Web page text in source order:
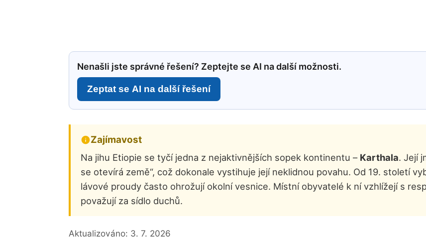
Nenašli jste správné řešení? Zeptejte se AI na další možnosti.
Zeptat se AI na další řešení
Zajímavost
Na jihu Etiopie se tyčí jedna z nejaktivnějších sopek kontinentu – Karthala. Její
se otevírá země“, což dokonale vystihuje její neklidnou povahu. Od 19. století
lávové proudy často ohrožují okolní vesnice. Místní obyvatelé k ní vzhlížejí s
považují za sídlo duchů.
Aktualizováno: 3. 7. 2026